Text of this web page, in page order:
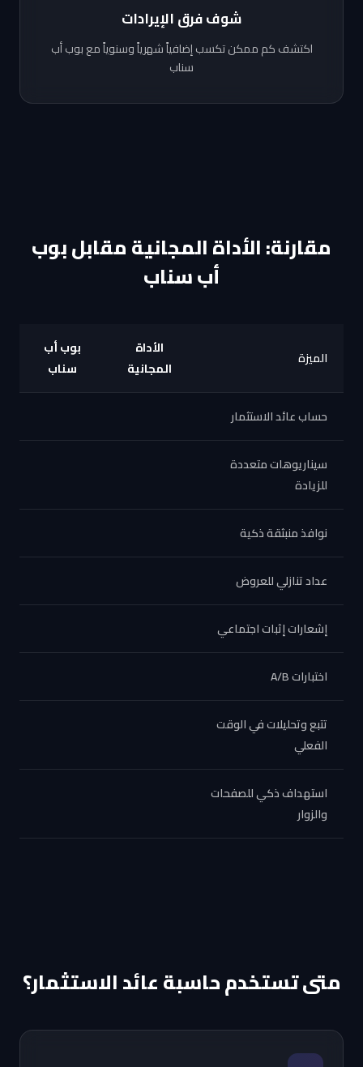
شوف فرق الإيرادات
اكتشف كم ممكن تكسب إضافياً شهرياً وسنوياً مع بوب أب
سناب
مقارنة: الأداة المجانية مقابل بوب
أب سناب
الميزة
الأداة
المجانية
بوب أب
سناب
حساب عائد الاستثمار
سيناريوهات متعددة
للزيادة
نوافذ منبثقة ذكية
عداد تنازلي للعروض
إشعارات إثبات اجتماعي
اختبارات A/B
تتبع وتحليلات في الوقت
الفعلي
استهداف ذكي للصفحات
والزوار
متى تستخدم حاسبة عائد الاستثمار؟